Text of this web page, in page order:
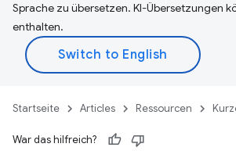
Sprache zu übersetzen. KI-Übersetzungen
enthalten.
Startseite Articles Ressourcen
War das hilfreich?